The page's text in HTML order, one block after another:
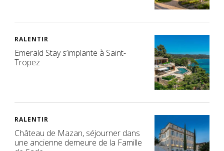
RALENTIR
Emerald Stay s’implante à Saint-
Tropez
RALENTIR
Château de Mazan, séjourner dans
une ancienne demeure de la Famille